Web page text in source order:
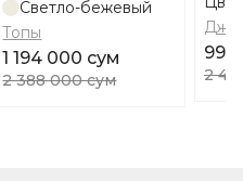
Светло-бежевый
Топы
1 194 000 сум
2 388 000 сум
994
2